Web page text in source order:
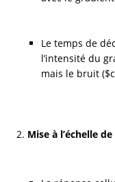
Le temps de
l’intensité du
mais le bruit
Mise à l’échelle